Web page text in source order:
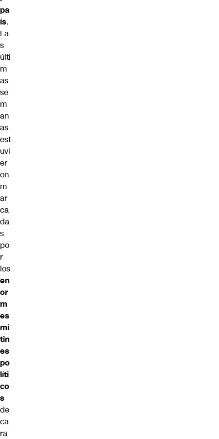
pa
ís.
La
s
últi
m
as
se
m
an
as
est
uvi
er
on
m
ar
ca
da
s
po
r
los
en
or
m
es
mi
tin
es
po
líti
co
s
de
ca
ra